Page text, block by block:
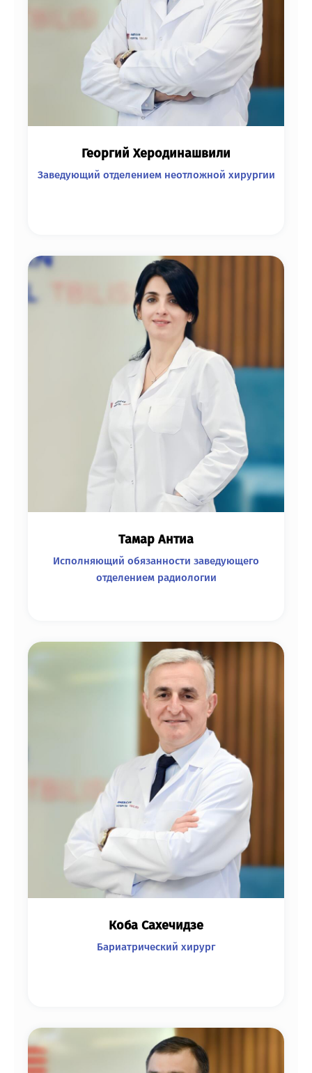
Георгий Херодинашвили
Заведующий отделением неотложной хирургии
Тамар Антиа
Исполняющий обязанности заведующего
отделением радиологии
Коба Сахечидзе
Бариатрический хирург